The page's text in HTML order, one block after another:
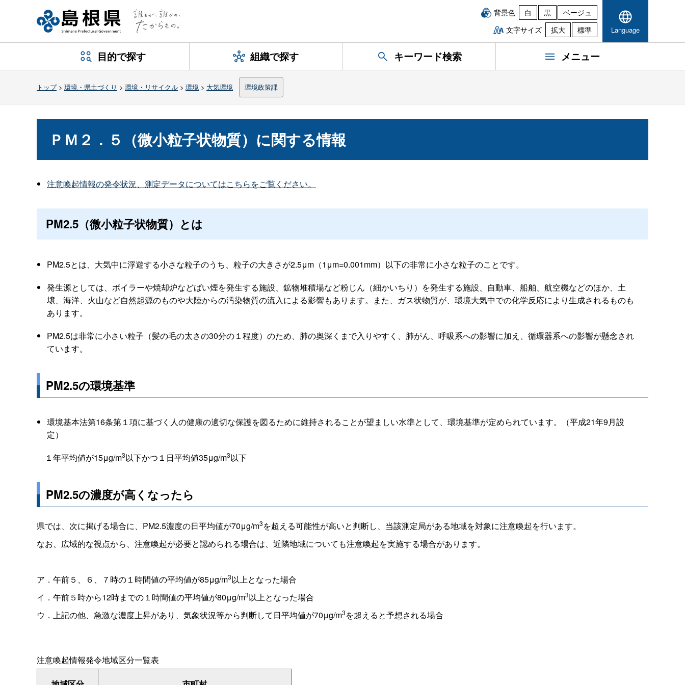
背景色 白 黒
ベージュ
文字サイズ
拡大 標準 Language
目的で探す 組織で探す キーワード検索 メニュー
トップ> 環境・県土づくり > 環境・リサイクル > 環境 > 大気環境 環境政策課
ＰＭ２．５（微小粒子状物質）に関する情報
注意喚起情報の発令状況、測定データについてはこちらをご覧ください。
PM2.5（微小粒子状物質）とは
PM2.5とは、大気中に浮遊する小さな粒子のうち、粒子の大きさが2.5μm（1μm=0.001mm）以下の非常に小さな粒子のことです。
発生源としては、ボイラーや焼却炉などばい煙を発生する施設、鉱物堆積場など粉じん（細かいちり）を発生する施設、自動車、船舶、航空機などのほか、土
壌、海洋、火山など自然起源のものや大陸からの汚染物質の流入による影響もあります。また、ガス状物質が、環境大気中での化学反応により生成されるものも
あります。
PM2.5は非常に小さい粒子（髪の毛の太さの30分の１程度）のため、肺の奥深くまで入りやすく、肺がん、呼吸系への影響に加え、循環器系への影響が懸念され
ています。
PM2.5の環境基準
環境基本法第16条第１項に基づく人の健康の適切な保護を図るために維持されることが望ましい水準として、環境基準が定められています。（平成21年9月設
定）
１年平均値が15μg/m3以下かつ１日平均値35μg/m3以下
PM2.5の濃度が高くなったら
県では、次に掲げる場合に、PM2.5濃度の日平均値が70μg/m3を超える可能性が高いと判断し、当該測定局がある地域を対象に注意喚起を行います。
なお、広域的な視点から、注意喚起が必要と認められる場合は、近隣地域についても注意喚起を実施する場合があります。
ア．午前５、６、７時の１時間値の平均値が85μg/m3以上となった場合
イ．午前５時から12時までの１時間値の平均値が80μg/m3以上となった場合
ウ．上記の他、急激な濃度上昇があり、気象状況等から判断して日平均値が70μg/m3を超えると予想される場合
注意喚起情報発令地域区分一覧表